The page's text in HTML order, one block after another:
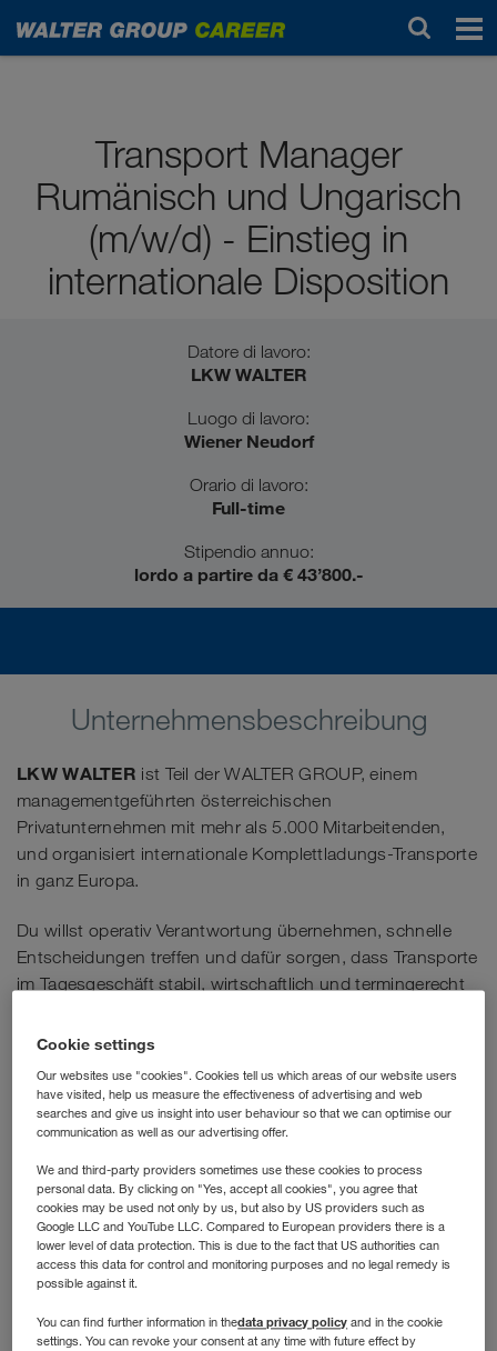
Studenti / diplomati
Transport Manager
Rumänisch und Ungarisch
(m/w/d) - Einstieg in
internationale Disposition
Datore di lavoro:
LKW WALTER
Luogo di lavoro:
Wiener Neudorf
Orario di lavoro:
Full-time
Stipendio annuo:
lordo a partire da € 43’800.-
Unternehmensbeschreibung
LKW WALTER ist Teil der WALTER GROUP, einem
managementgeführten österreichischen
Privatunternehmen mit mehr als 5.000 Mitarbeitenden,
und organisiert internationale Komplettladungs-Transporte
in ganz Europa.
Du willst operativ Verantwortung übernehmen, schnelle
Entscheidungen treffen und dafür sorgen, dass Transporte
im Tagesgeschäft stabil, wirtschaftlich und termingerecht
steuerst du die operative Transportabwicklung nach der
wenn’s dynamisch wird.
Cookie settings
Our websites use "cookies". Cookies tell us which areas of our website users
have visited, help us measure the effectiveness of advertising and web
searches and give us insight into user behaviour so that we can optimise our
communication as well as our advertising offer.
We and third-party providers sometimes use these cookies to process
personal data. By clicking on "Yes, accept all cookies", you agree that
cookies may be used not only by us, but also by US providers such as
Google LLC and YouTube LLC. Compared to European providers there is a
lower level of data protection. This is due to the fact that US authorities can
access this data for control and monitoring purposes and no legal remedy is
possible against it.
You can find further information in thedata privacy policy and in the cookie
settings. You can revoke your consent at any time with future effect by